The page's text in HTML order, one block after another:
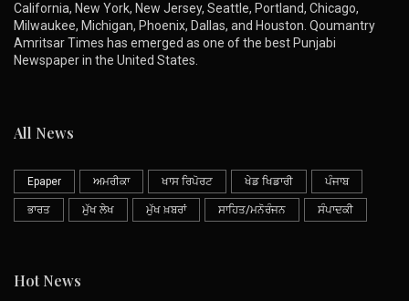
California, New York, New Jersey, Seattle, Portland, Chicago,
Milwaukee, Michigan, Phoenix, Dallas, and Houston. Qoumantry
Amritsar Times has emerged as one of the best Punjabi
Newspaper in the United States.
All News
Epaper ਅਮਰੀਕਾ ਖਾਸ ਰਿਪੋਰਟ ਖੇਡ ਖਿਡਾਰੀ ਪੰਜਾਬ
ਭਾਰਤ ਮੁੱਖ ਲੇਖ ਮੁੱਖ ਖ਼ਬਰਾਂ ਸਾਹਿਤ/ਮਨੋਰੰਜਨ ਸੰਪਾਦਕੀ
Hot News